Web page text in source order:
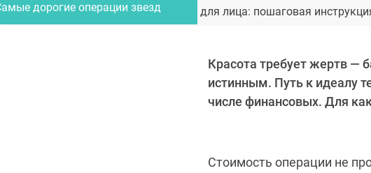
дорогие операции звезд
Как пользоваться тейпами для лица: пошаговая
Красота требует жертв —
истинным. Путь к идеалу
числе финансовых. Для
Стоимость операции не